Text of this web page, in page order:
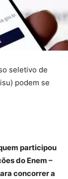
seletivo de
podem se
participou
do Enem –
concorrer a